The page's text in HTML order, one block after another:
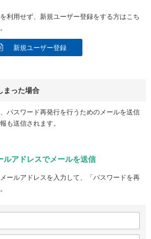
利用せず、新規ユーザー登録をする方はこち
新規ユーザー登録
まった場合
パスワード再発行を行うためのメールを送信
も送信されます。
ルアドレスでメールを送信
ールアドレスを入力して、「パスワードを再